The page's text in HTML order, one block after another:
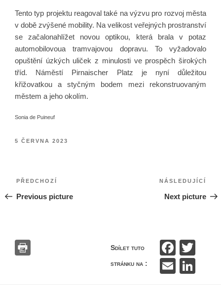
Tento typ projektu reagoval také na výzvu pro rozvoj města
v době zvýšené mobility. Na velikost veřejných prostranství
se začalonahlížet novou optikou, která brala v potaz
automobilovoua tramvajovou dopravu. To vyžadovalo
opuštění úzkých uliček z minulosti ve prospěch širokých
tříd. Náměstí Pirnaischer Platz je nyní důležitou
křižovatkou a styčným bodem mezi rekonstruovaným
městem a jeho okolím.
Sonia de Puineuf
PUBLIKOVÁNO
5 ČERVNA 2023
Navigace
příspěvek
NÁSLEDUJÍCÍ
Next picture
Předchozí
PŘEDCHOZÍ
Previous picture
Sdílet tuto
stránku na :
F
a
c
wi
tt
E